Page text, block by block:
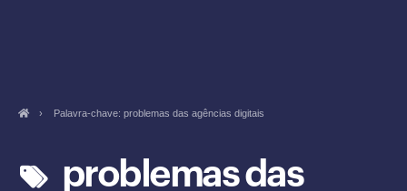
› Palavra-chave: problemas das agências digitais
problemas das